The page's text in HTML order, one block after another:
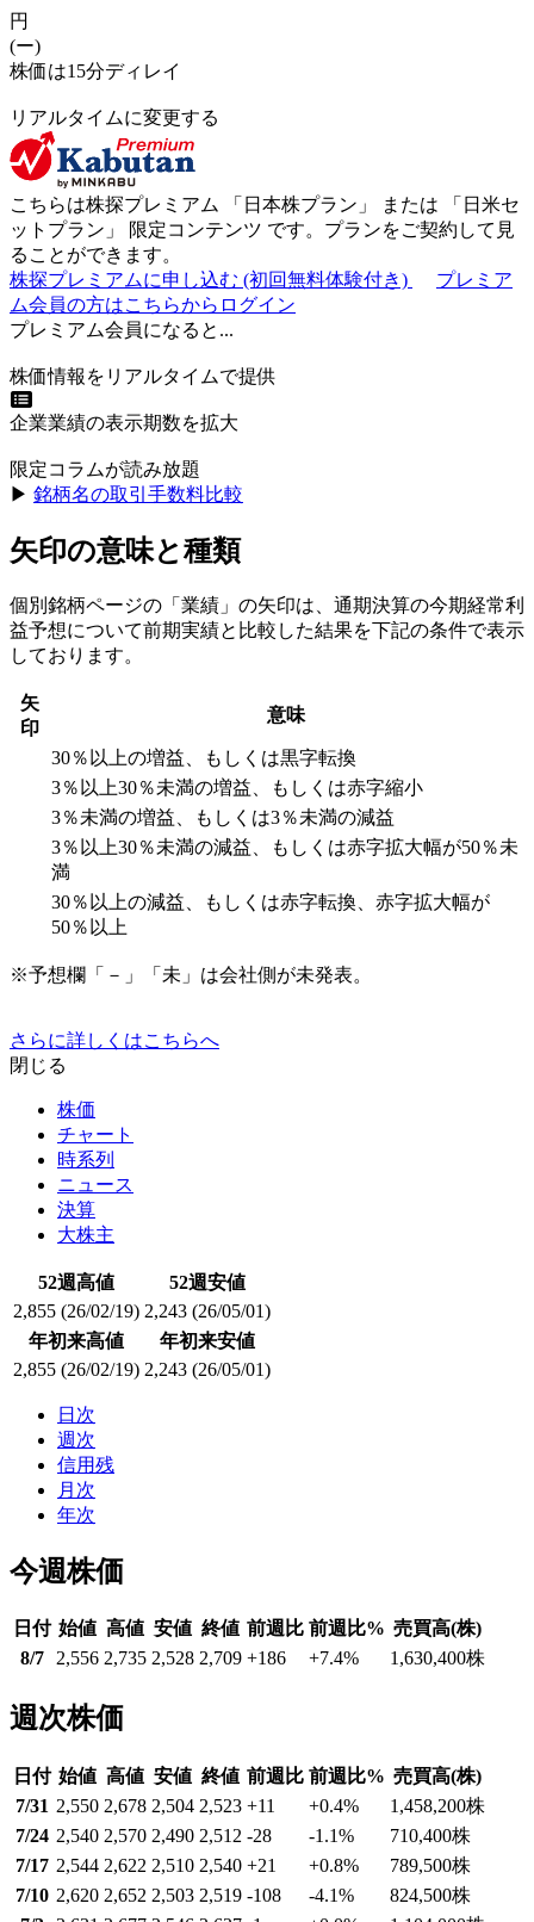
円
(ー)
株価は15分ディレイ
リアルタイムに変更する
こちらは株探プレミアム 「 日本株プラン 」 または 「 日米セ
ットプラン 」 限定コンテンツ です。プランをご契約して見
ることができます。
株探プレミアムに申し込む (初回無料体験付き)
プレミア
ム会員の方はこちらからログイン
プレミアム会員になると...
株価情報をリアルタイムで提供
企業業績の表示期数を拡大
限定コラムが読み放題
▶︎ 銘柄名の取引手数料比較
矢印の意味と種類
個別銘柄ページの「業績」の矢印は、通期決算の今期経常利
益予想について前期実績と比較した結果を下記の条件で表示
しております。
矢
印
意味
30％以上の増益、もしくは黒字転換
3％以上30％未満の増益、もしくは赤字縮小
3％未満の増益、もしくは3％未満の減益
3％以上30％未満の減益、もしくは赤字拡大幅が50％未
満
30％以上の減益、もしくは赤字転換、赤字拡大幅が
50％以上
※予想欄「－」「未」は会社側が未発表。
さらに詳しくはこちらへ
閉じる
株価
チャート
時系列
ニュース
決算
大株主
52週高値
52週安値
2,855 (26/02/19) 2,243 (26/05/01)
年初来高値
年初来安値
2,855 (26/02/19) 2,243 (26/05/01)
日次
週次
信用残
月次
年次
今週株価
日付 始値 高値 安値 終値 前週比 前週比% 売買高(株)
8/7 2,556 2,735 2,528 2,709 +186 +7.4% 1,630,400株
週次株価
日付 始値 高値 安値 終値 前週比 前週比% 売買高(株)
7/31 2,550 2,678 2,504 2,523 +11 +0.4% 1,458,200株
7/24 2,540 2,570 2,490 2,512 -28 -1.1% 710,400株
7/17 2,544 2,622 2,510 2,540 +21 +0.8% 789,500株
7/10 2,620 2,652 2,503 2,519 -108 -4.1% 824,500株